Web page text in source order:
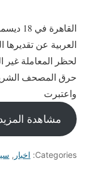
العربية عن تقديرها
لحظر المعاملة غير
حرق المصحف
واعتبرت
مشاهدة
Categories: اخبار ,